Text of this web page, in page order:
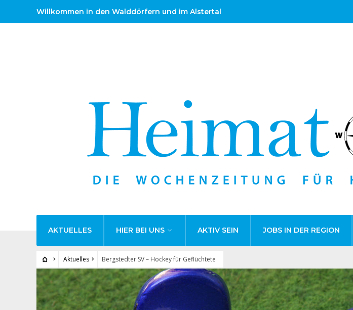
Willkommen in den Walddörfern und im Alstertal
AKTUELLES HIER BEI UNS AKTIV SEIN JOBS IN DER REGION
Aktuelles Bergstedter SV – Hockey für Geflüchtete